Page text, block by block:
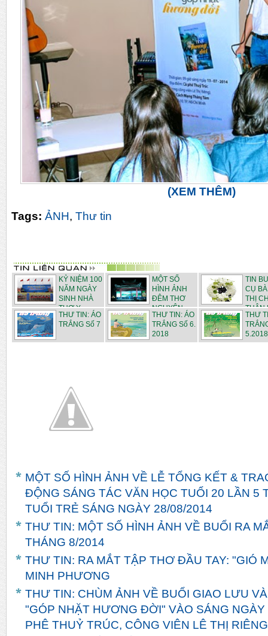
(XEM THÊM)
Tags: ẢNH, Thư tin
KỶ NIỆM 100
NĂM NGÀY
SINH NHÀ
THƠ Y...
MỘT SỐ
HÌNH ẢNH
ĐÊM THƠ
NGUYÊN
TIÊU...
TIN
CỤ
THỊ
THÂN
THƯ TIN: ÁO
TRẮNG Số 7
THƯ TIN: ÁO
TRẮNG Số 6.
2018
THƯ
MỘT SỐ HÌNH ẢNH VỀ LỄ TỔNG KẾT &
ĐỘNG SÁNG TÁC VĂN HỌC TUỔI 20 LẦN 5
TUỔI TRẺ SÁNG NGÀY 28/08/2014
THƯ TIN: MỘT SỐ HÌNH ẢNH VỀ BUỔI RA
THÁNG 8/2014
THƯ TIN: RA MẮT TẬP THƠ ĐẦU TAY: "GIÓ
MINH PHƯƠNG
THƯ TIN: CHÙM ẢNH VỀ BUỔI GIAO LƯU
"GÓP NHẶT HƯƠNG ĐỜI" VÀO SÁNG
PHÊ THUỶ TRÚC, CÔNG VIÊN LÊ THỊ